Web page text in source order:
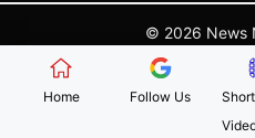
© 2026 News
Home| |Contact Us |
Home Follow Us
Short